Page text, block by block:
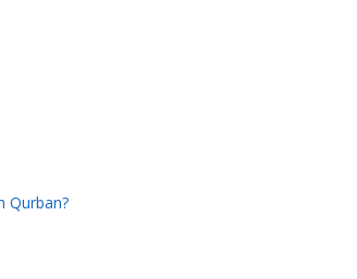
Qurban?